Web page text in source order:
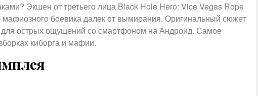
Экшен от третьего лица Black Hole Hero: Vice Vegas Rope
боевика далек от вымирания. Оригинальный сюжет
для острых ощущений со смартфоном на Андроид. Самое
киборга и мафии.